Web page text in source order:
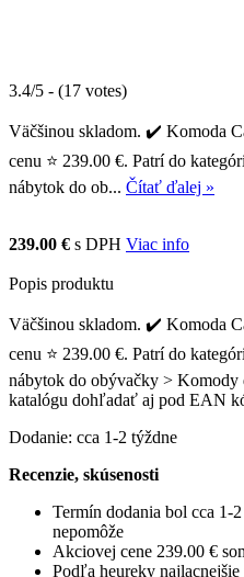
3.4/5 - (17 votes)
Väčšinou skladom. ✔️ Komoda
cenu ⭐ 239.00 €. Patrí do
nábytok do ob... Čítať ďalej »
239.00 € s DPH Viac info
Popis produktu
Väčšinou skladom. ✔️ Komoda
cenu ⭐ 239.00 €. Patrí do
nábytok do obývačky >
katalógu dohľadať aj pod EAN
Dodanie: cca 1-2 týždne
Recenzie, skúsenosti
Termín dodania bol cca 1-
nepomôže
Akciovej cene 239.00 €
Podľa heureky